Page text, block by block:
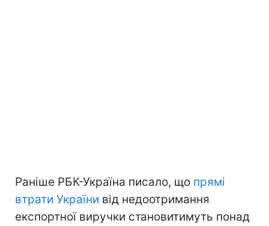
Раніше РБК-Україна писало, що прямі
втрати України від недоотримання
експортної виручки становитимуть понад